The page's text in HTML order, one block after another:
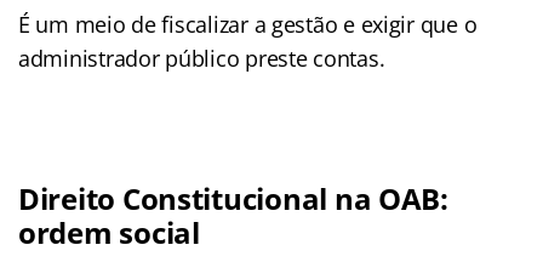
É um meio de fiscalizar a gestão e exigir que o
administrador público preste contas.
Direito Constitucional na OAB:
ordem social